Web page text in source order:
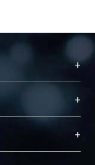
+
珍藏及向國際
，圖書館整合
不同功能平
。期能整合研
+
+